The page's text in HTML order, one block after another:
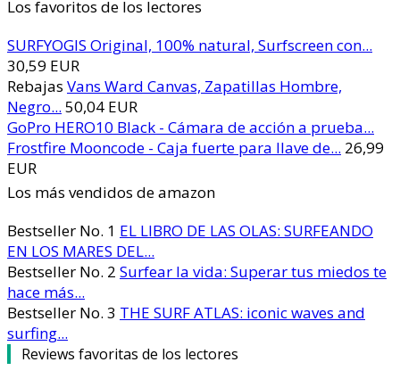
Los favoritos de los lectores
SURFYOGIS Original, 100% natural, Surfscreen con...
30,59 EUR
Rebajas Vans Ward Canvas, Zapatillas Hombre,
Negro... 50,04 EUR
GoPro HERO10 Black - Cámara de acción a prueba...
Frostfire Mooncode - Caja fuerte para llave de... 26,99
EUR
Los más vendidos de amazon
Bestseller No. 1 EL LIBRO DE LAS OLAS: SURFEANDO
EN LOS MARES DEL...
Bestseller No. 2 Surfear la vida: Superar tus miedos te
hace más...
Bestseller No. 3 THE SURF ATLAS: iconic waves and
surfing...
Reviews favoritas de los lectores